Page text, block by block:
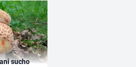
sucho